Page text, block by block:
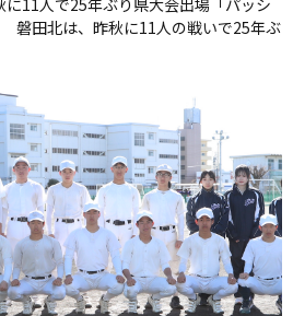
磐田北は、昨秋に11人の戦いで25年ぶ
情熱を秘めた選手たちは「パッション
勝利を目指していく。（取材・栗山
選手11人で臨んだ昨秋。ミラクルの